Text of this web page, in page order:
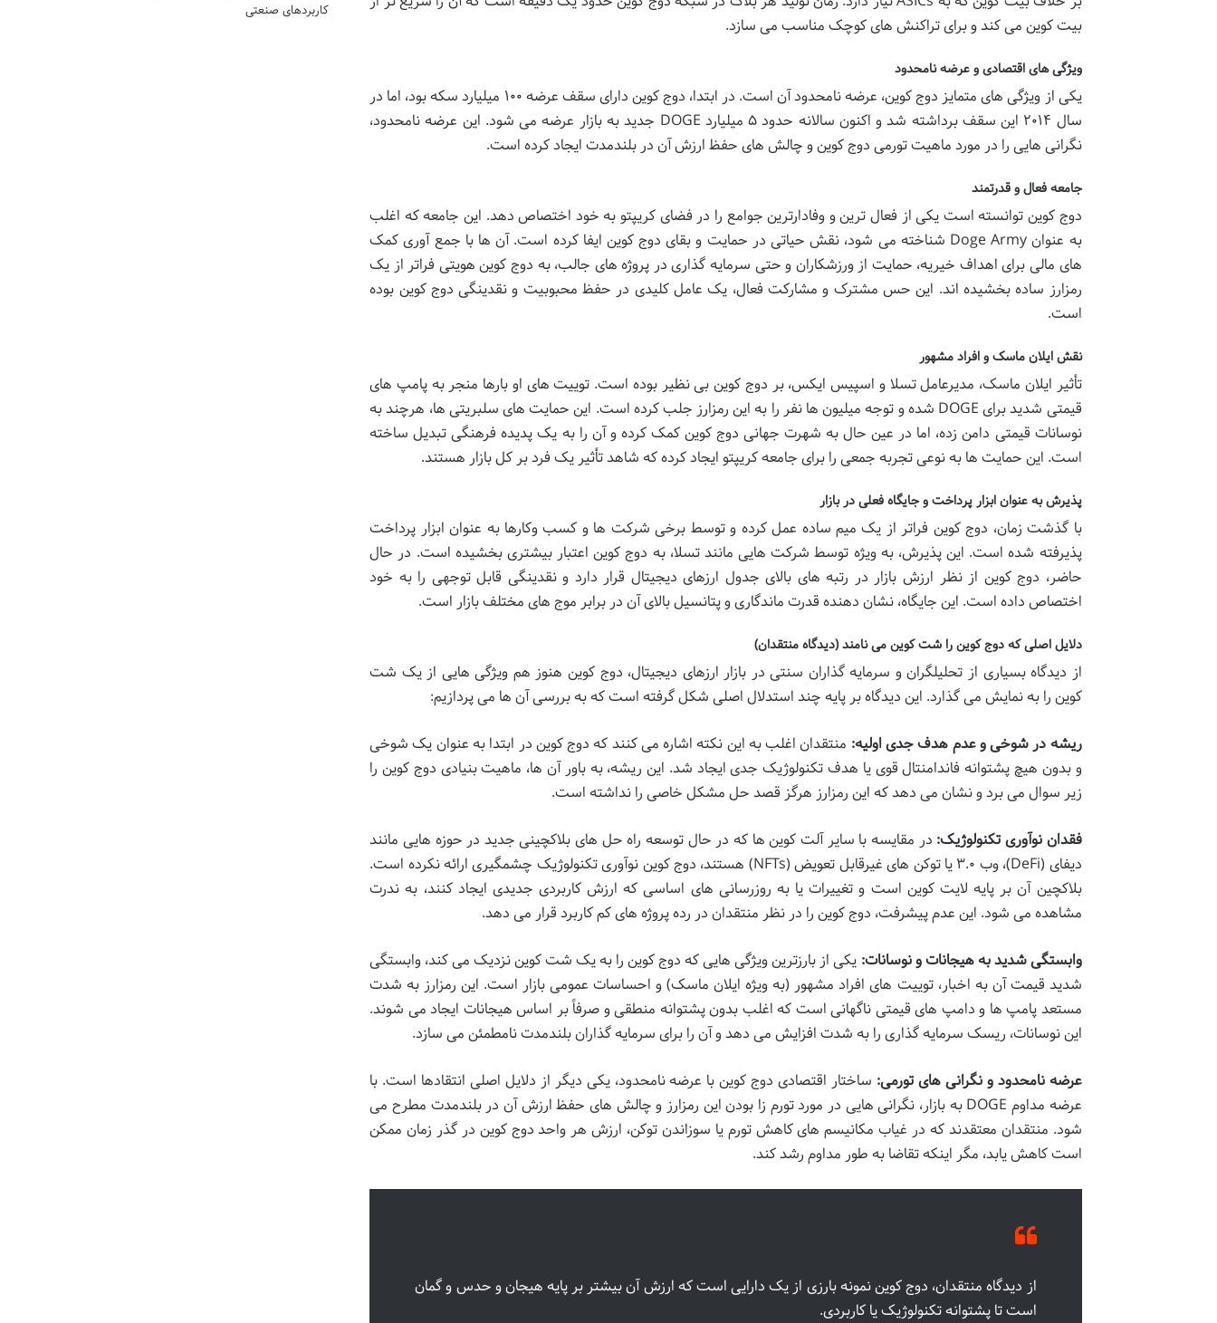
بیت کوین می کند و برای تراکنش های کوچک مناسب می سازد.
ویژگی های اقتصادی و عرضه نامحدود
یکی از ویژگی های متمایز دوج کوین، عرضه نامحدود آن است. در ابتدا، دوج کوین دارای سقف عرضه ۱۰۰ میلیارد سکه بود، اما در
سال ۲۰۱۴ این سقف برداشته شد و اکنون سالانه حدود ۵ میلیارد DOGE جدید به بازار عرضه می شود. این عرضه نامحدود،
نگرانی هایی را در مورد ماهیت تورمی دوج کوین و چالش های حفظ ارزش آن در بلندمدت ایجاد کرده است.
جامعه فعال و قدرتمند
دوج کوین توانسته است یکی از فعال ترین و وفادارترین جوامع را در فضای کریپتو به خود اختصاص دهد. این جامعه که اغلب
به عنوان Doge Army شناخته می شود، نقش حیاتی در حمایت و بقای دوج کوین ایفا کرده است. آن ها با جمع آوری کمک
های مالی برای اهداف خیریه، حمایت از ورزشکاران و حتی سرمایه گذاری در پروژه های جالب، به دوج کوین هویتی فراتر از یک
رمزارز ساده بخشیده اند. این حس مشترک و مشارکت فعال، یک عامل کلیدی در حفظ محبوبیت و نقدینگی دوج کوین بوده
است.
نقش ایلان ماسک و افراد مشهور
تأثیر ایلان ماسک، مدیرعامل تسلا و اسپیس ایکس، بر دوج کوین بی نظیر بوده است. توییت های او بارها منجر به پامپ های
قیمتی شدید برای DOGE شده و توجه میلیون ها نفر را به این رمزارز جلب کرده است. این حمایت های سلبریتی ها، هرچند به
نوسانات قیمتی دامن زده، اما در عین حال به شهرت جهانی دوج کوین کمک کرده و آن را به یک پدیده فرهنگی تبدیل ساخته
است. این حمایت ها به نوعی تجربه جمعی را برای جامعه کریپتو ایجاد کرده که شاهد تأثیر یک فرد بر کل بازار هستند.
پذیرش به عنوان ابزار پرداخت و جایگاه فعلی در بازار
با گذشت زمان، دوج کوین فراتر از یک میم ساده عمل کرده و توسط برخی شرکت ها و کسب وکارها به عنوان ابزار پرداخت
پذیرفته شده است. این پذیرش، به ویژه توسط شرکت هایی مانند تسلا، به دوج کوین اعتبار بیشتری بخشیده است. در حال
حاضر، دوج کوین از نظر ارزش بازار در رتبه های بالای جدول ارزهای دیجیتال قرار دارد و نقدینگی قابل توجهی را به خود
اختصاص داده است. این جایگاه، نشان دهنده قدرت ماندگاری و پتانسیل بالای آن در برابر موج های مختلف بازار است.
دلایل اصلی که دوج کوین را شت کوین می نامند (دیدگاه منتقدان)
از دیدگاه بسیاری از تحلیلگران و سرمایه گذاران سنتی در بازار ارزهای دیجیتال، دوج کوین هنوز هم ویژگی هایی از یک شت
کوین را به نمایش می گذارد. این دیدگاه بر پایه چند استدلال اصلی شکل گرفته است که به بررسی آن ها می پردازیم:
ریشه در شوخی و عدم هدف جدی اولیه: منتقدان اغلب به این نکته اشاره می کنند که دوج کوین در ابتدا به عنوان یک شوخی
و بدون هیچ پشتوانه فاندامنتال قوی یا هدف تکنولوژیک جدی ایجاد شد. این ریشه، به باور آن ها، ماهیت بنیادی دوج کوین را
زیر سوال می برد و نشان می دهد که این رمزارز هرگز قصد حل مشکل خاصی را نداشته است.
فقدان نوآوری تکنولوژیک: در مقایسه با سایر آلت کوین ها که در حال توسعه راه حل های بلاکچینی جدید در حوزه هایی مانند
دیفای (DeFi)، وب ۳.۰ یا توکن های غیرقابل تعویض (NFTs) هستند، دوج کوین نوآوری تکنولوژیک چشمگیری ارائه نکرده است.
بلاکچین آن بر پایه لایت کوین است و تغییرات یا به روزرسانی های اساسی که ارزش کاربردی جدیدی ایجاد کنند، به ندرت
مشاهده می شود. این عدم پیشرفت، دوج کوین را در نظر منتقدان در رده پروژه های کم کاربرد قرار می دهد.
وابستگی شدید به هیجانات و نوسانات: یکی از بارزترین ویژگی هایی که دوج کوین را به یک شت کوین نزدیک می کند، وابستگی
شدید قیمت آن به اخبار، توییت های افراد مشهور (به ویژه ایلان ماسک) و احساسات عمومی بازار است. این رمزارز به شدت
مستعد پامپ ها و دامپ های قیمتی ناگهانی است که اغلب بدون پشتوانه منطقی و صرفاً بر اساس هیجانات ایجاد می شوند.
این نوسانات، ریسک سرمایه گذاری را به شدت افزایش می دهد و آن را برای سرمایه گذاران بلندمدت نامطمئن می سازد.
عرضه نامحدود و نگرانی های تورمی: ساختار اقتصادی دوج کوین با عرضه نامحدود، یکی دیگر از دلایل اصلی انتقادها است. با
عرضه مداوم DOGE به بازار، نگرانی هایی در مورد تورم زا بودن این رمزارز و چالش های حفظ ارزش آن در بلندمدت مطرح می
شود. منتقدان معتقدند که در غیاب مکانیسم های کاهش تورم یا سوزاندن توکن، ارزش هر واحد دوج کوین در گذر زمان ممکن
است کاهش یابد، مگر اینکه تقاضا به طور مداوم رشد کند.
از دیدگاه منتقدان، دوج کوین نمونه بارزی از یک دارایی است که ارزش آن بیشتر بر پایه هیجان و حدس و گمان
است تا پشتوانه تکنولوژیک یا کاربردی.
کاربردهای صنعتی